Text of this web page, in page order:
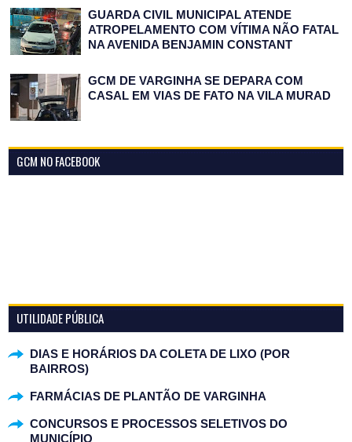
GUARDA CIVIL MUNICIPAL ATENDE
ATROPELAMENTO COM VÍTIMA NÃO FATAL
NA AVENIDA BENJAMIN CONSTANT
GCM DE VARGINHA SE DEPARA COM
CASAL EM VIAS DE FATO NA VILA MURAD
GCM NO FACEBOOK
UTILIDADE PÚBLICA
DIAS E HORÁRIOS DA COLETA DE LIXO (POR
BAIRROS)
FARMÁCIAS DE PLANTÃO DE VARGINHA
CONCURSOS E PROCESSOS SELETIVOS DO
MUNICÍPIO